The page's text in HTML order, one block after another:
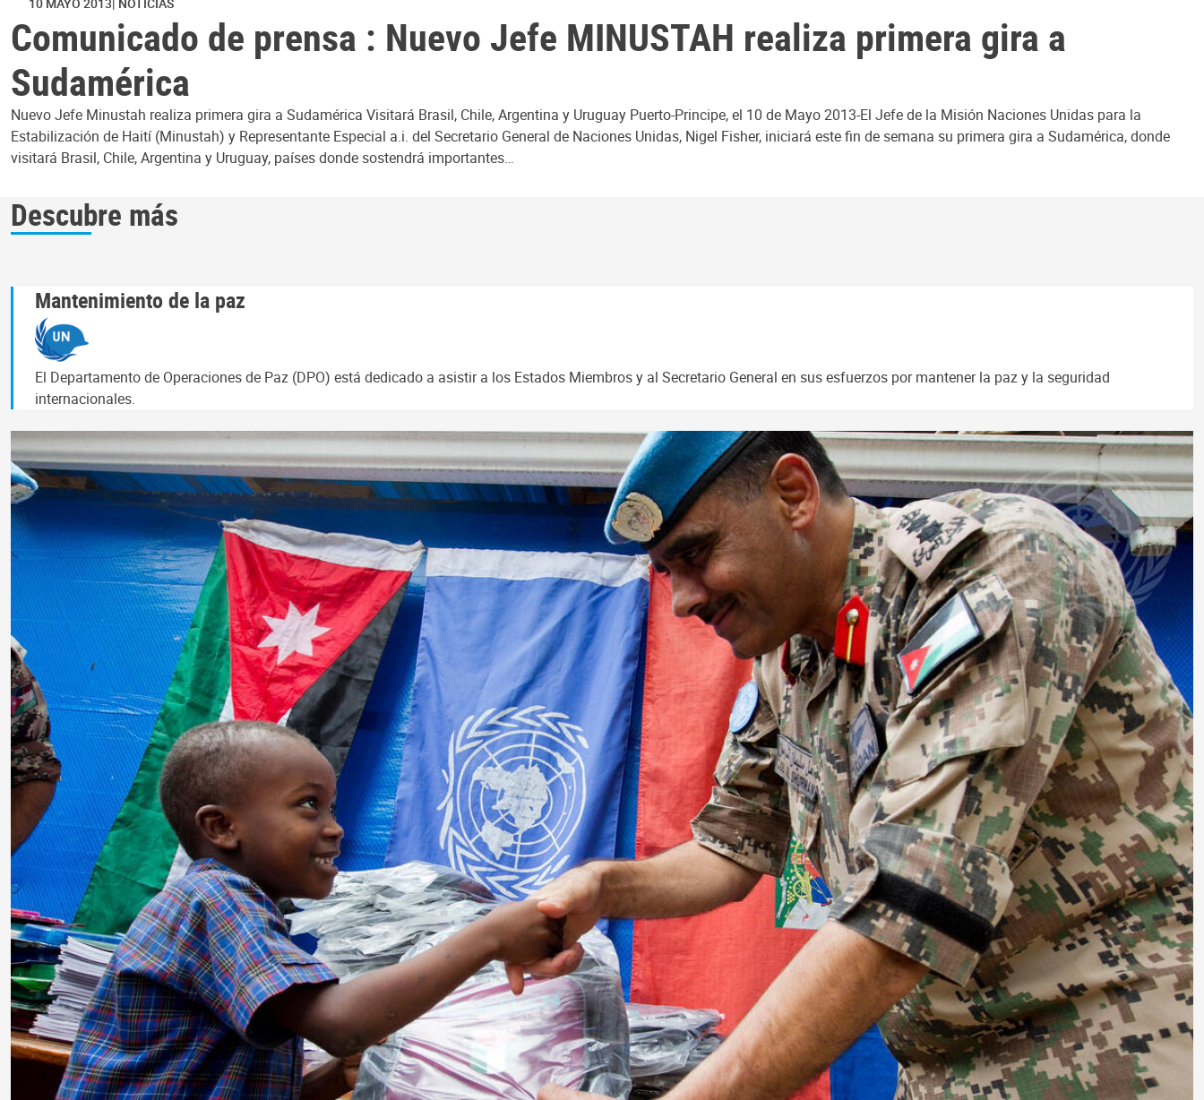
Comunicado de prensa : Nuevo Jefe MINUSTAH realiza primera gira a
Sudamérica
Nuevo Jefe Minustah realiza primera gira a Sudamérica Visitará Brasil, Chile, Argentina y Uruguay Puerto-Principe, el 10 de Mayo 2013-El Jefe de la Misión Naciones Unidas para la
Estabilización de Haití (Minustah) y Representante Especial a.i. del Secretario General de Naciones Unidas, Nigel Fisher, iniciará este fin de semana su primera gira a Sudamérica, donde
visitará Brasil, Chile, Argentina y Uruguay, países donde sostendrá importantes…
Descubre más
Mantenimiento de la paz
El Departamento de Operaciones de Paz (DPO) está dedicado a asistir a los Estados Miembros y al Secretario General en sus esfuerzos por mantener la paz y la seguridad
internacionales.